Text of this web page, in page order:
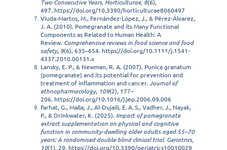
Two Consecutive Years. Horticulturae, 8(6),
497. https://doi.org/10.3390/horticulturae8060497
Viuda-Martos, M., Fernández-López, J., & Pérez-Álvarez,
J. A. (2010). Pomegranate and its Many Functional
Components as Related to Human Health: A
Review. Comprehensive reviews in food science and food
safety, 9(6), 635–654. https://doi.org/10.1111/j.1541-
4337.2010.00131.x
Lansky, E. P., & Newman, R. A. (2007). Punica granatum
(pomegranate) and its potential for prevention and
treatment of inflammation and cancer.Journal of
ethnopharmacology, 109(2), 177–
206. https://doi.org/10.1016/j.jep.2006.09.006
Farhat, G., Malla, J., Al‑Dujaili, E. A. S., Vadher, J., Nayak,
P., & Drinkwater, K. (2025). Impact of pomegranate
extract supplementation on physical and cognitive
function in community‑dwelling older adults aged 55–70
years: A randomised double‑blind clinical trial. Geriatrics,
10(1), 29. https://doi.org/10.3390/geriatrics10010029